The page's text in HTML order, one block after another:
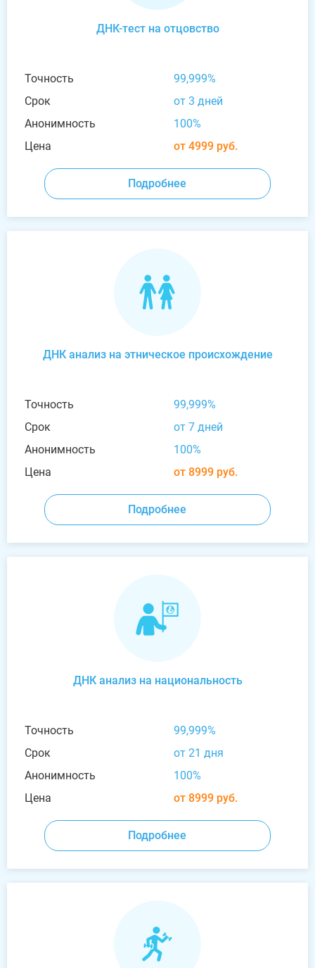
ДНК-тест на отцовство
Точность
99,999%
Срок
от 3 дней
Анонимность
100%
Цена
от 4999 руб.
Подробнее
ДНК анализ на этническое происхождение
Точность
99,999%
Срок
от 7 дней
Анонимность
100%
Цена
от 8999 руб.
Подробнее
ДНК анализ на национальность
Точность
99,999%
Срок
от 21 дня
Анонимность
100%
Цена
от 8999 руб.
Подробнее